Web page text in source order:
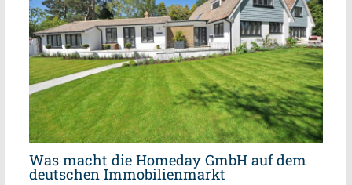
Was macht die Homeday GmbH auf dem
deutschen Immobilienmarkt